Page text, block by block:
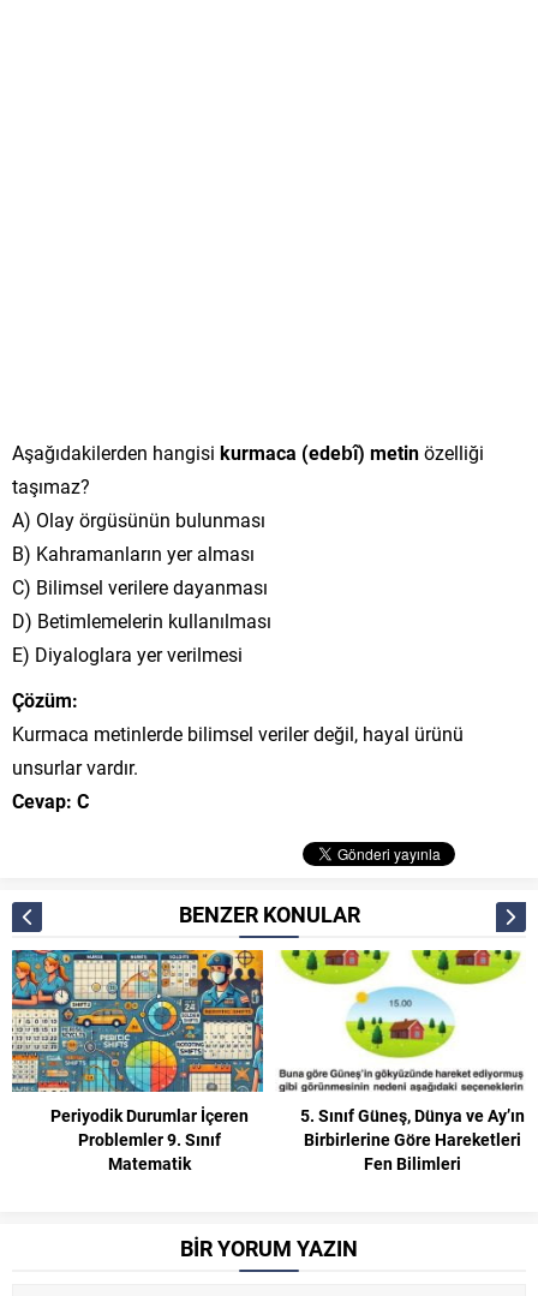
Aşağıdakilerden hangisi kurmaca (edebî) metinözelliği
taşımaz?
A) Olay örgüsünün bulunması
B) Kahramanların yer alması
C) Bilimsel verilere dayanması
D) Betimlemelerin kullanılması
E) Diyaloglara yer verilmesi
Çözüm:
Kurmaca metinlerde bilimsel veriler değil, hayal ürünü
unsurlar vardır.
Cevap: C
BENZER KONULAR
İçeren
5. Sınıf Güneş, Dünya ve Ay’ın
Birbirlerine Göre Hareketleri
Fen Bilimleri
Tarım Devriminin
Yerleşmeye ve
BİR YORUM YAZIN